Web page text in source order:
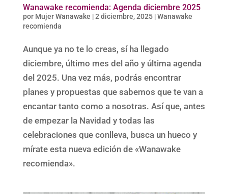
Wanawake recomienda: Agenda diciembre 2025
por Mujer Wanawake |2 diciembre, 2025|Wanawake
recomienda
Aunque ya no te lo creas, sí ha llegado
diciembre, último mes del año y última agenda
del 2025. Una vez más, podrás encontrar
planes y propuestas que sabemos que te van a
encantar tanto como a nosotras. Así que, antes
de empezar la Navidad y todas las
celebraciones que conlleva, busca un hueco y
mírate esta nueva edición de «Wanawake
recomienda».